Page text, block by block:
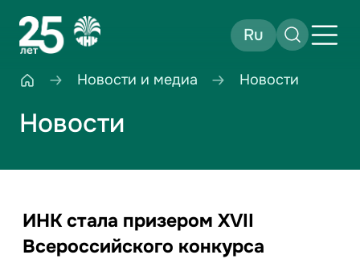
Ru
Новости и медиа Новости
Новости
ИНК стала призером XVII
Всероссийского конкурса